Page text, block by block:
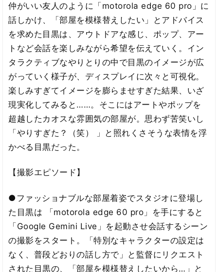
仲がいい友人のように「motorola edge 60 pro」に
話しかけ、「部屋を模様替えしたい」とアドバイス
を求めた目黒は、アウトドアな感じ、ポップ、アー
トなど会話を楽しみながら希望を伝えていく。イン
タラクティブなやりとりの中で目黒のイメージが広
がっていく様子が、ディスプレイに次々と可視化。
楽しみすぎてイメージを膨らませすぎた結果、いざ
現実化してみると……。そこにはアートやポップを
超越したカオスな雰囲気の部屋が。思わず苦笑いし
「やりすぎた？（笑） 」と照れくさそうな表情を浮
かべる目黒だった。
【撮影エピソード】
●ファッショナブルな部屋着姿でスタジオに登場し
た目黒は 「motorola edge 60 pro」を手にすると
「Google Gemini Live」を起動させ会話するシーン
の撮影をスタート。「特別なキャラクターの設定は
なく、普段どおりの話し方で」と監督にリクエスト
された目黒の、「部屋を模様替えしたいから…」と